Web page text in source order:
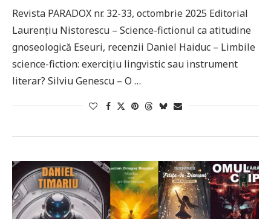
Revista PARADOX nr. 32-33, octombrie 2025 Editorial
Laurențiu Nistorescu – Science-fictionul ca atitudine
gnoseologică Eseuri, recenzii Daniel Haiduc – Limbile
science-fiction: exercițiu lingvistic sau instrument
literar? Silviu Genescu – O …